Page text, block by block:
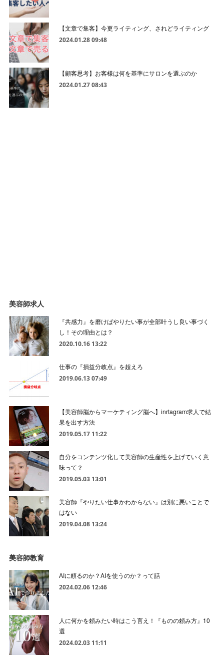
【文章で集客】今更ライティング、されどライティング
2024.01.28 09:48
【顧客思考】お客様は何を基準にサロンを選ぶのか
2024.01.27 08:43
美容師求人
『共感力』を磨けばやりたい事が全部叶うし良い事づく
し！その理由とは？
2020.10.16 13:22
仕事の『損益分岐点』を超えろ
2019.06.13 07:49
【美容師脳からマーケティング脳へ】inrtagram求人で結
果を出す方法
2019.05.17 11:22
自分をコンテンツ化して美容師の生産性を上げていく意
味って？
2019.05.03 13:01
美容師『やりたい仕事かわからない』は別に悪いことで
はない
2019.04.08 13:24
美容師教育
AIに頼るのか？AIを使うのか？って話
2024.02.06 12:46
人に何かを頼みたい時はこう言え！『ものの頼み方』10
選
2024.02.03 11:11